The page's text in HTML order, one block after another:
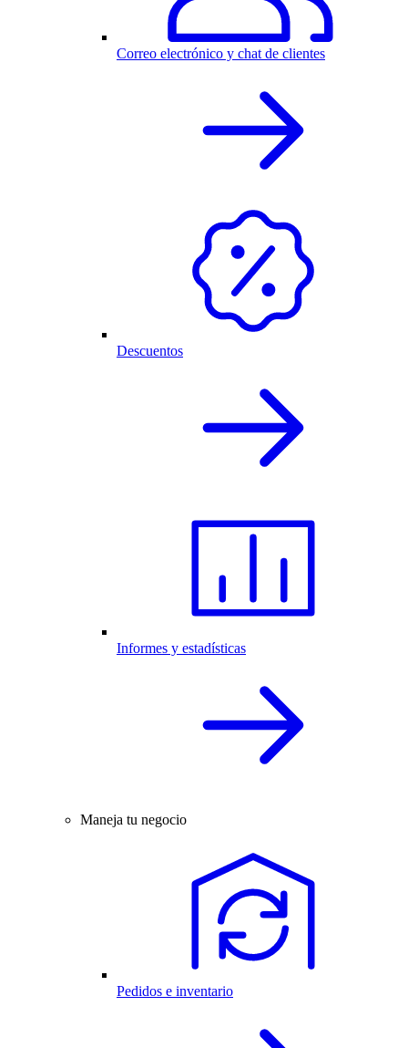
Correo electrónico y chat de clientes
Descuentos
Informes y estadísticas
Maneja tu negocio
Pedidos e inventario